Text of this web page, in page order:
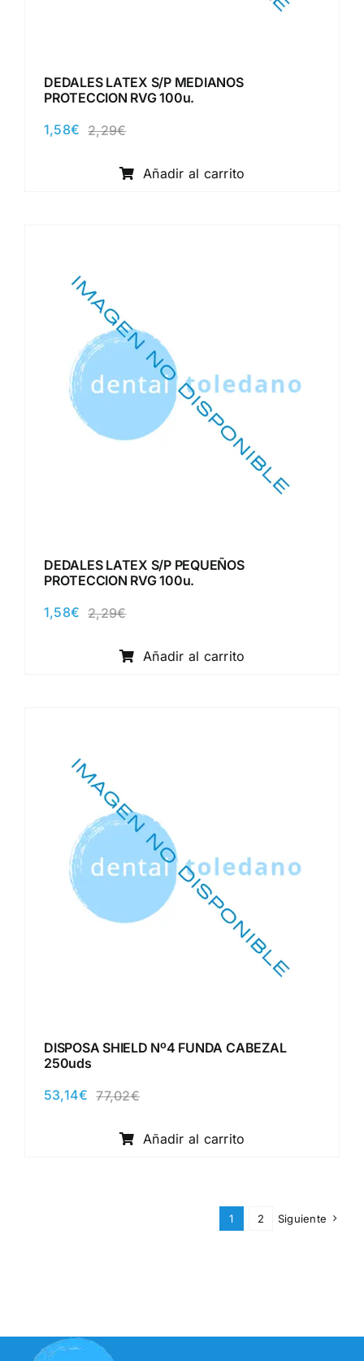
DEDALES LATEX S/P MEDIANOS
PROTECCION RVG 100u.
2,29€El
original
era:
1,58€
El
actual
es:
Añadir al carrito
DEDALES LATEX S/P PEQUEÑOS
PROTECCION RVG 100u.
2,29€El
original
era:
1,58€
El
actual
es:
Añadir al carrito
DISPOSA SHIELD Nº4 FUNDA CABEZAL
250uds
77,02€El
original
era:
53,14€
El
actual
es:
Añadir al carrito
1 2 Siguiente